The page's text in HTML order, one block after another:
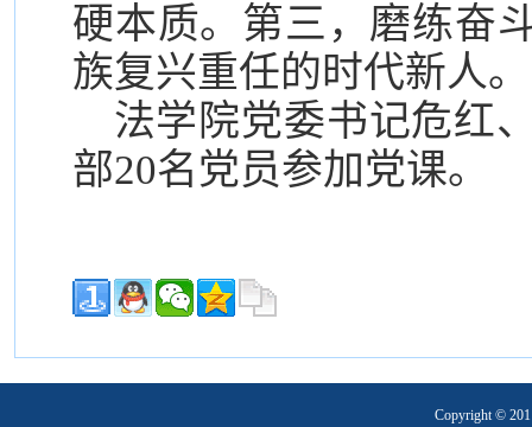
硬本质。第三，磨练奋
族复兴重任的时代新人。
法学院党委书记危红
部20名党员参加党课。
Copyright ©